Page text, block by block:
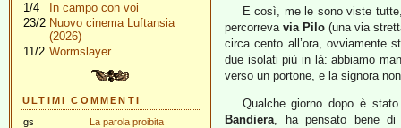
1/4
In campo con voi
23/2 Nuovo cinema Luftansia
(2026)
11/2 Wormslayer
ULTIMI COMMENTI
gs
La parola proibita
E così, me le sono viste
percorreva via Pilo (una via
circa cento all’ora, ovviamente
due isolati più in là: abbiamo
verso un portone, e la signora
Qualche giorno dopo è
Bandiera, ha pensato bene